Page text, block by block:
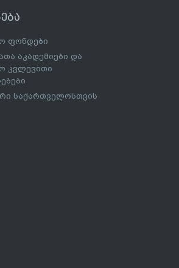
ფონდები
აკადემიები და
კვლევითი
საქართველოსთვის